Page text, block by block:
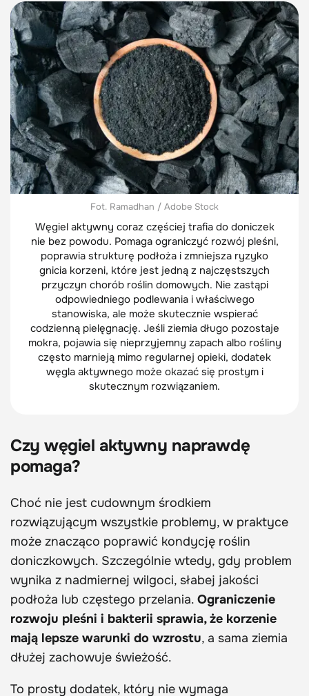
Fot. Ramadhan / Adobe Stock
Węgiel aktywny coraz częściej trafia do doniczek
nie bez powodu. Pomaga ograniczyć rozwój pleśni,
poprawia strukturę podłoża i zmniejsza ryzyko
gnicia korzeni, które jest jedną z najczęstszych
przyczyn chorób roślin domowych. Nie zastąpi
odpowiedniego podlewania i właściwego
stanowiska, ale może skutecznie wspierać
codzienną pielęgnację. Jeśli ziemia długo pozostaje
mokra, pojawia się nieprzyjemny zapach albo rośliny
często marnieją mimo regularnej opieki, dodatek
węgla aktywnego może okazać się prostym i
skutecznym rozwiązaniem.
Czy węgiel aktywny naprawdę
pomaga?
Choć nie jest cudownym środkiem
rozwiązującym wszystkie problemy, w praktyce
może znacząco poprawić kondycję roślin
doniczkowych. Szczególnie wtedy, gdy problem
wynika z nadmiernej wilgoci, słabej jakości
podłoża lub częstego przelania. Ograniczenie
rozwoju pleśni i bakterii sprawia, że korzenie
mają lepsze warunki do wzrostu, a sama ziemia
dłużej zachowuje świeżość.
To prosty dodatek, który nie wymaga